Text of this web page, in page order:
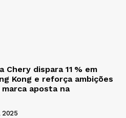
Chery dispara 11 % em
Kong e reforça ambições
aposta na
2025